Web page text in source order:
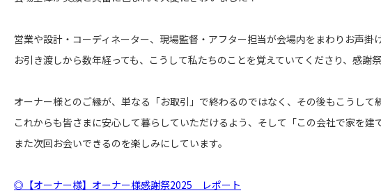
営業や設計・コーディネーター、現場監督・アフター担当が会場内をまわりお声掛
お引き渡しから数年経っても、こうして私たちのことを覚えていてくださり、感謝
オーナー様とのご縁が、単なる「お取引」で終わるのではなく、その後もこうして
これからも皆さまに安心して暮らしていただけるよう、そして「この会社で家を
また次回お会いできるのを楽しみにしています。
◎【オーナー様】オーナー様感謝祭2025 レポート